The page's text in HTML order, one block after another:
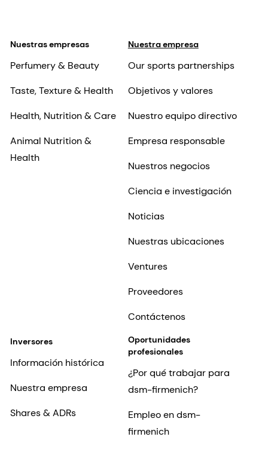
Nuestras empresas
Perfumery & Beauty
Taste, Texture & Health
Health, Nutrition & Care
Animal Nutrition &
Health
Nuestra empresa
Our sports partnerships
Objetivos y valores
Nuestro equipo directivo
Empresa responsable
Nuestros negocios
Ciencia e investigación
Noticias
Nuestras ubicaciones
Ventures
Proveedores
Contáctenos
Inversores
Información histórica
Nuestra empresa
Shares & ADRs
Oportunidades
profesionales
¿Por qué trabajar para
dsm-firmenich?
Empleo en dsm-
firmenich